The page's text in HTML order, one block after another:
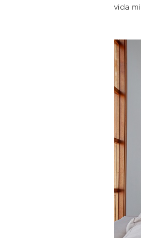
vida